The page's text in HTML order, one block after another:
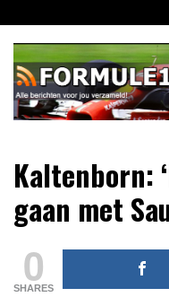
naar
inhoud
Formule 1
verzameld!
Kaltenborn:
gaan met
0
SHARES